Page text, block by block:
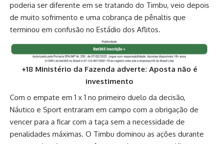
poderia ser diferente em se tratando do Timbu, veio depois
de muito sofrimento e uma cobrança de pênaltis que
terminou em confusão no Estádio dos Aflitos.
+18 Ministério da Fazenda adverte: Aposta não é
investimento
Com o empate em 1 x 1 no primeiro duelo da decisão,
Náutico e Sport entraram em campo com a obrigação de
vencer para a ficar com a taça sem a necessidade de
penalidades máximas. O Timbu dominou as ações durante